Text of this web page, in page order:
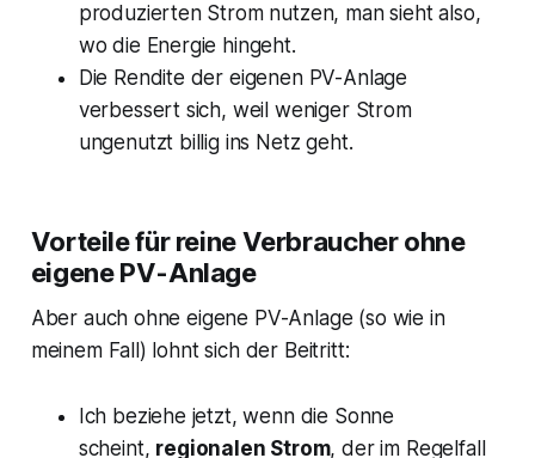
produzierten Strom nutzen, man sieht also,
wo die Energie hingeht.
Die Rendite der eigenen PV-Anlage
verbessert sich, weil weniger Strom
ungenutzt billig ins Netz geht.
Vorteile für reine Verbraucher ohne
eigene PV-Anlage
Aber auch ohne eigene PV-Anlage (so wie in
meinem Fall) lohnt sich der Beitritt:
Ich beziehe jetzt, wenn die Sonne
scheint, regionalen Strom, der im Regelfall